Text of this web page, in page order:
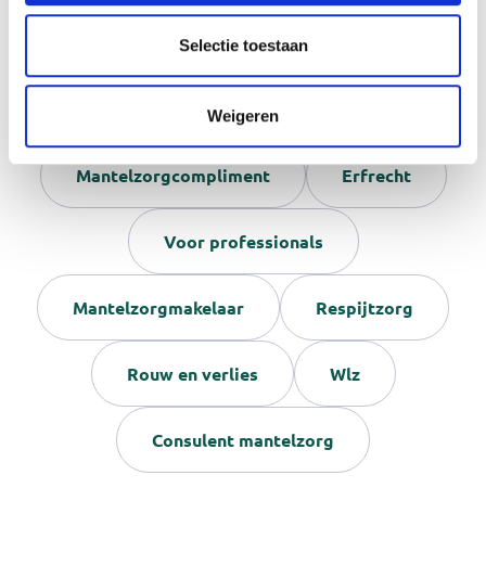
Selectie toestaan
Weigeren
Dementie Financieel
Jonge mantelzorgers
Mantelzorgcompliment Erfrecht
Voor professionals
Mantelzorgmakelaar Respijtzorg
Rouw en verlies Wlz
Consulent mantelzorg